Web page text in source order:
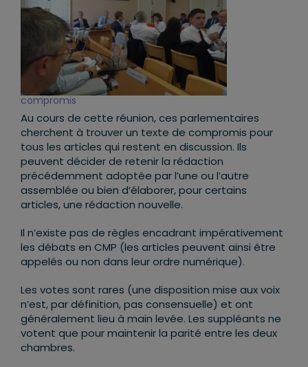
compromis
Au cours de cette réunion, ces parlementaires
cherchent à trouver un texte de compromis pour
tous les articles qui restent en discussion. Ils
peuvent décider de retenir la rédaction
précédemment adoptée par l’une ou l’autre
assemblée ou bien d’élaborer, pour certains
articles, une rédaction nouvelle.
Il n’existe pas de règles encadrant impérativement
les débats en CMP (les articles peuvent ainsi être
appelés ou non dans leur ordre numérique).
Les votes sont rares (une disposition mise aux voix
n’est, par définition, pas consensuelle) et ont
généralement lieu à main levée. Les suppléants ne
votent que pour maintenir la parité entre les deux
chambres.